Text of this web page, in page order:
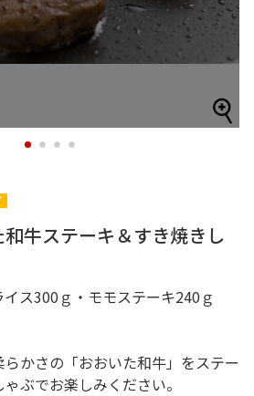
1 2 3 4
和牛ステーキ＆すき焼きし
イス300ｇ・モモステーキ240ｇ
かさの「おおいた和牛」をステー
ぶでお楽しみください。